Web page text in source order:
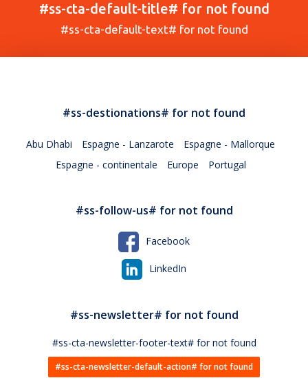
#ss-cta-default-title# for not found
#ss-cta-default-text# for not found
#ss-destionations# for not found
Abu Dhabi Espagne - Lanzarote
Espagne - Mallorque
Espagne - continentale
Europe Portugal
#ss-follow-us# for not found
Facebook
LinkedIn
#ss-newsletter# for not found
#ss-cta-newsletter-footer-text# for not found
#ss-cta-newsletter-default-action# for not found